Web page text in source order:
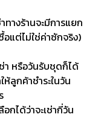
ทางร้านจะมีการแยก
อแต่ไม่ใช่ค่าซักจริง)
า หรือวันรับชุดก็ได้
ห้ลูกค้าชำระในวัน
กได้ว่าจะเช่ากี่วัน